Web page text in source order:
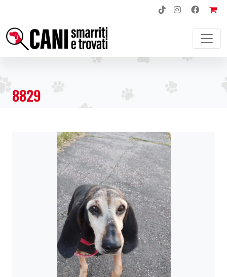
NAVIGAZIONE PRINCIPALE
8829